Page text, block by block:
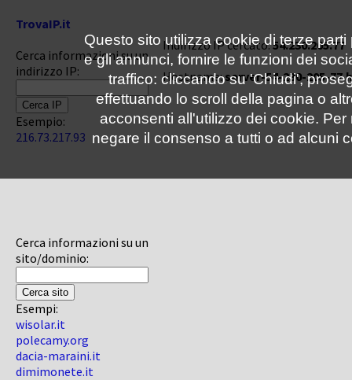
TrovaIP.it
Cerca informazioni su un
indirizzo IP:
Esempio:
216.73.217.93
Cerca informazioni su un
sito/dominio:
Esempi:
wisolar.it
polecamy.org
dacia-maraini.it
dimimonete.it
Indirizzo IP cercato:54.230.205.77
Hostname:server-54-230-205-
Questo sito utilizza cookie di terze
e gli annunci, fornire le funzioni dei
traffico: cliccando su 'Chiudi',
effettuando lo scroll della pagina o
acconsenti all'utilizzo dei cookie.
negare il consenso a tutti o ad alcuni